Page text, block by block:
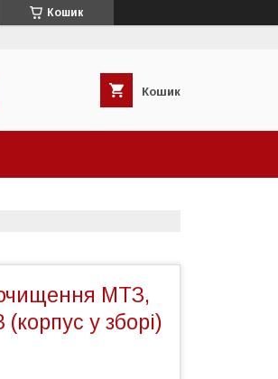
Кошик
Кошик
очищення МТЗ,
у зборі)